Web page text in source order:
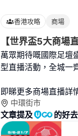
香港攻略 商場
【世界盃5大商場
萬眾期待嘅國際足壇
型直播活動，全城一
即睇更多商場直播詳
中環街市
文章提及 的好